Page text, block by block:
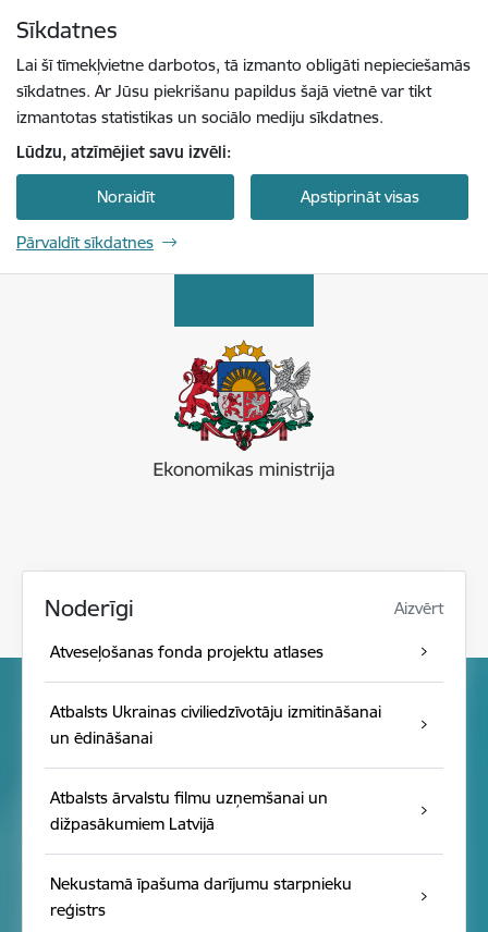
Sīkdatnes
Lai šī tīmekļvietne darbotos, tā izmanto obligāti nepieciešamās
sīkdatnes. Ar Jūsu piekrišanu papildus šajā vietnē var tikt
izmantotas statistikas un sociālo mediju sīkdatnes.
Lūdzu, atzīmējiet savu izvēli:
Noraidīt Apstiprināt visas
Pārvaldīt sīkdatnes
Noderīgi Aizvērt
Atveseļošanas fonda projektu atlases
Atbalsts Ukrainas civiliedzīvotāju izmitināšanai
un ēdināšanai
Atbalsts ārvalstu filmu uzņemšanai un
dižpasākumiem Latvijā
Nekustamā īpašuma darījumu starpnieku
reģistrs